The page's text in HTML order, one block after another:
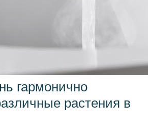
гармонично
растения в